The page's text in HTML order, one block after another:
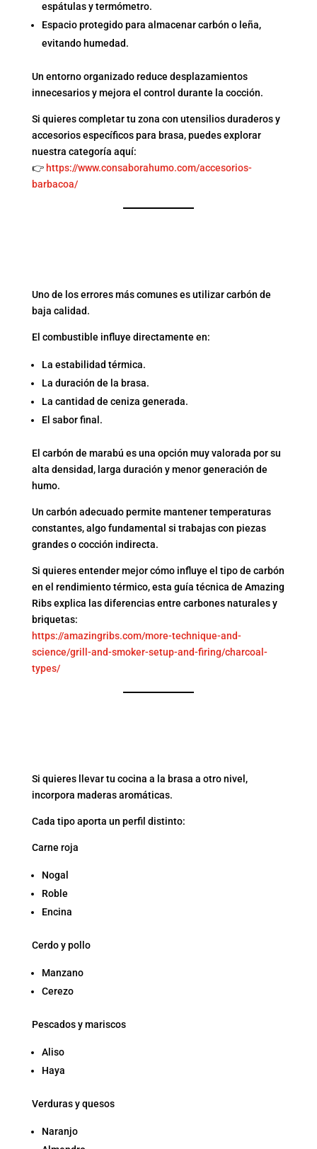
espátulas y termómetro.
Espacio protegido para almacenar carbón o leña,
evitando humedad.
Un entorno organizado reduce desplazamientos
innecesarios y mejora el control durante la cocción.
Si quieres completar tu zona con utensilios duraderos y
accesorios específicos para brasa, puedes explorar
nuestra categoría aquí:
👉 https://www.consaborahumo.com/accesorios-
barbacoa/
Uno de los errores más comunes es utilizar carbón de
baja calidad.
El combustible influye directamente en:
La estabilidad térmica.
La duración de la brasa.
La cantidad de ceniza generada.
El sabor final.
El carbón de marabú es una opción muy valorada por su
alta densidad, larga duración y menor generación de
humo.
Un carbón adecuado permite mantener temperaturas
constantes, algo fundamental si trabajas con piezas
grandes o cocción indirecta.
Si quieres entender mejor cómo influye el tipo de carbón
en el rendimiento térmico, esta guía técnica de Amazing
Ribs explica las diferencias entre carbones naturales y
briquetas:
https://amazingribs.com/more-technique-and-
science/grill-and-smoker-setup-and-firing/charcoal-
types/
Si quieres llevar tu cocina a la brasa a otro nivel,
incorpora maderas aromáticas.
Cada tipo aporta un perfil distinto:
Carne roja
Nogal
Roble
Encina
Cerdo y pollo
Manzano
Cerezo
Pescados y mariscos
Aliso
Haya
Verduras y quesos
Naranjo